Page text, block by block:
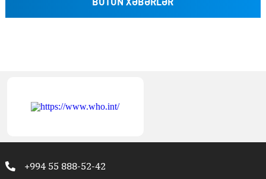
BÜTÜN XƏBƏRLƏR
+994 55 888-52-42